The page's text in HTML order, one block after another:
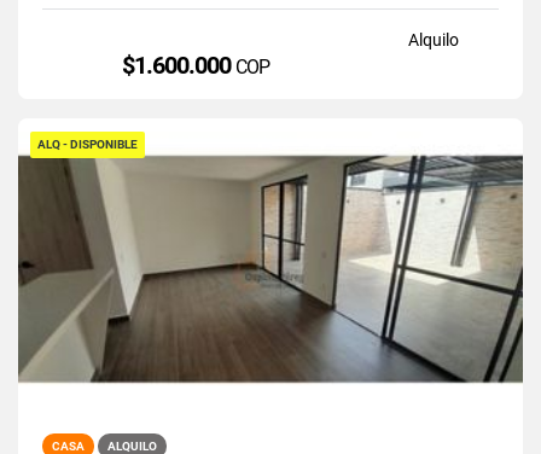
Alquilo
$1.600.000 COP
ALQ - DISPONIBLE
CASA ALQUILO